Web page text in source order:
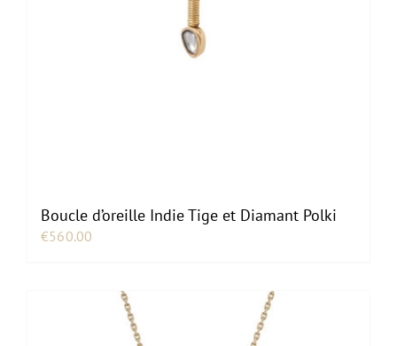
Boucle d’oreille Indie Tige et Diamant Polki
€560.00